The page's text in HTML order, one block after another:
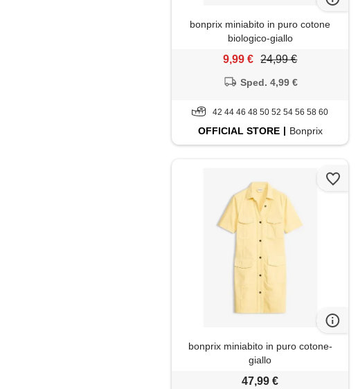
bonprix miniabito in puro cotone
biologico-giallo
9,99 € 24,99 €
Sped. 4,99 €
42 44 46 48 50 52 54 56 58 60
OFFICIAL STORE Bonprix
bonprix miniabito in puro cotone-
giallo
47,99 €